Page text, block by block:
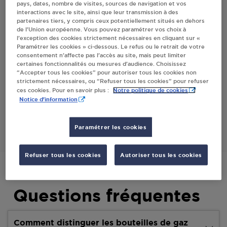
Villes
STATION AVIA ANTONIO HORELLOU ECOLE
VALENTIN
RUE DE LA COMBE DU PUIT
25480ECOLE VALENTIN
Questions fréquentes
Comment distinguer les bouteilles de gaz
pays, dates, nombre de visites, sources de navigation et vos
interactions avec le site, ainsi que leur transmission à des
partenaires tiers, y compris ceux potentiellement situés en dehors
de l’Union européenne. Vous pouvez paramétrer vos choix à
l’exception des cookies strictement nécessaires en cliquant sur «
Paramétrer les cookies » ci-dessous. Le refus ou le retrait de votre
consentement n’affecte pas l’accès au site, mais peut limiter
certaines fonctionnalités ou mesures d’audience. Choisissez
“Accepter tous les cookies” pour autoriser tous les cookies non
strictement nécessaires, ou “Refuser tous les cookies” pour refuser
ces cookies. Pour en savoir plus :
Notre politique de cookies
Notice d'information
Paramétrer les cookies
Refuser tous les cookies Autoriser tous les cookies